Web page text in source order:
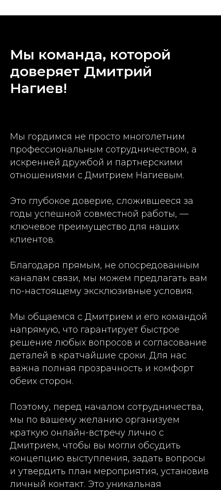
Мы команда, которой
доверяет Дмитрий
Нагиев!
Мы гордимся не просто многолетним
профессиональным сотрудничеством, а
искренней дружбой и партнерскими
отношениями с Дмитрием Нагиевым.
Это глубокое доверие, сложившееся за
годы успешной совместной работы, —
ключевое преимущество для наших
клиентов.
Благодаря прямым, не опосредованным
каналам связи, мы можем предлагать вам
по-настоящему эксклюзивные условия.
Мы общаемся с Дмитрием и его командой
напрямую, что гарантирует быстрое
решение любых вопросов и согласование
деталей в кратчайшие сроки. Для нас
важна полная прозрачность и комфорт
обеих сторон.
Поэтому, перед началом сотрудничества,
мы по вашему желанию организуем
краткую онлайн-встречу лично с
Дмитрием, чтобы вы могли обсудить
концепцию выступления, задать вопросы
и утвердить план мероприятия, установив
личный контакт. Это уникальная